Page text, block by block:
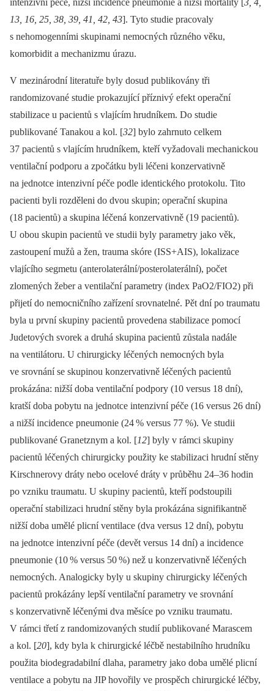
intenzivní péče, nižší incidence pneumonie a nižší mortality [ 3, 4,
13, 16, 25, 38, 39, 41, 42, 43]. Tyto studie pracovaly
s nehomogenními skupinami nemocných různého věku,
komorbidit a mechanizmu úrazu.
V mezinárodní literatuře byly dosud publikovány tři
randomizované studie prokazující příznivý efekt operační
stabilizace u pacientů s vlajícím hrudníkem. Do studie
publikované Tanakou a kol. [32] bylo zahrnuto celkem
37 pacientů s vlajícím hrudníkem, kteří vyžadovali mechanickou
ventilační podporu a zpočátku byli léčeni konzervativně
na jednotce intenzivní péče podle identického protokolu. Tito
pacienti byli rozděleni do dvou skupin; operační skupina
(18 pacientů) a skupina léčená konzervativně (19 pacientů).
U obou skupin pacientů ve studii byly parametry jako věk,
zastoupení mužů a žen, trauma skóre (ISS+AIS), lokalizace
vlajícího segmetu (anterolaterální/posterolaterální), počet
zlomených žeber a ventilační parametry (index PaO2/FIO2) při
přijetí do nemocničního zařízení srovnatelné. Pět dní po traumatu
byla u první skupiny pacientů provedena stabilizace pomocí
Judetových svorek a druhá skupina pacientů zůstala nadále
na ventilátoru. U chirurgicky léčených nemocných byla
ve srovnání se skupinou konzervativně léčených pacientů
prokázána: nižší doba ventilační podpory (10 versus 18 dní),
kratší doba pobytu na jednotce intenzivní péče (16 versus 26 dní)
a nižší incidence pneumonie (24% versus 77 %). Ve studii
publikované Granetznym a kol. [12] byly v rámci skupiny
pacientů léčených chirurgicky použity ke stabilizaci hrudní stěny
Kirschnerovy dráty nebo ocelové dráty v průběhu 24–36 hodin
po vzniku traumatu. U skupiny pacientů, kteří podstoupili
operační stabilizaci hrudní stěny byla prokázána signifikantně
nižší doba umělé plicní ventilace (dva versus 12 dní), pobytu
na jednotce intenzivní péče (devět versus 14 dní) a incidence
pneumonie (10% versus 50%) než u konzervativně léčených
nemocných. Analogicky byly u skupiny chirurgicky léčených
pacientů prokázány lepší ventilační parametry ve srovnání
s konzervativně léčenými dva měsíce po vzniku traumatu.
V rámci třetí z randomizovaných studií publikované Marascem
a kol. [20], kdy byla k chirurgické léčbě nestabilního hrudníku
použita biodegradabilní dlaha, parametry jako doba umělé plicní
ventilace a pobytu na JIP hovořily ve prospěch chirurgické léčby,